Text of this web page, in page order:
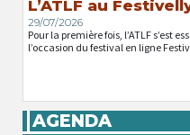
L’ATLF au
29/07/2026
Pour la première fois, l’ATLF s’est
l’occasion du festival en ligne
AGENDA